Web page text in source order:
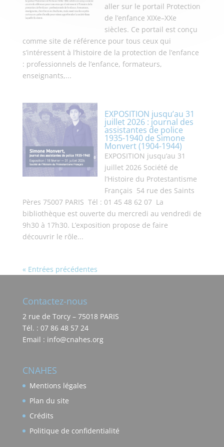
aller sur le portail Protection
de l’enfance XIXe–XXe
siècles. Ce portail est conçu
comme site de référence pour tous ceux qui
s’intéressent à l’histoire de la protection de l’enfance
: professionnels de l’enfance, formateurs,
enseignants,...
EXPOSITION jusqu’au 31
juillet 2026 : journal des
assistantes de police
1935-1940 de Simone
Monvert (1904-1944)
EXPOSITION jusqu’au 31
juillet 2026 Société de
l’Histoire du Protestantisme
Français 54 rue des Saints
Pères 75007 PARIS Tél : 01 45 48 62 07 La
bibliothèque est ouverte du mercredi au vendredi de
9h30 à 17h30. L’exposition propose de faire
découvrir le rôle...
« Entrées précédentes
Contactez-nous
2 rue de Torcy – 75018 PARIS
Tél. : 07 86 48 57 24
Email : info@cnahes.org
CNAHES
Mentions légales
Plan du site
Crédits
Politique de confidentialité